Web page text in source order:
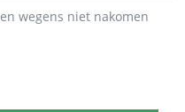
wegens niet nakomen